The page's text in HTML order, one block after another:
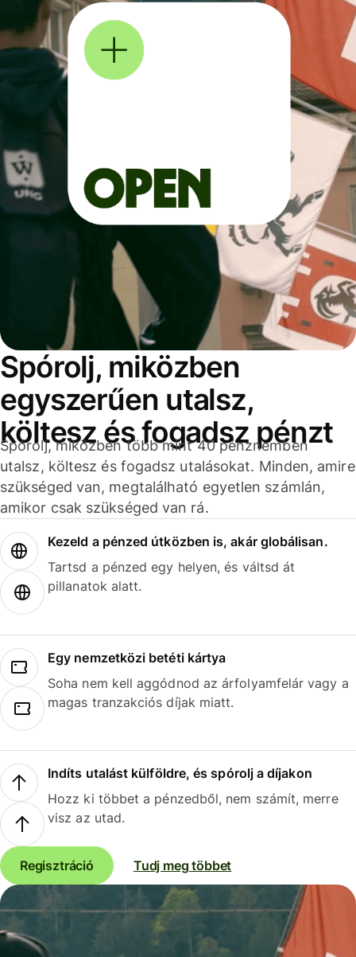
Spórolj, miközben
egyszerűen utalsz,
költesz és fogadsz pénzt
Spórolj, miközben több mint 40 pénznemben
utalsz, költesz és fogadsz utalásokat. Minden, amire
szükséged van, megtalálható egyetlen számlán,
amikor csak szükséged van rá.
Kezeld a pénzed útközben is, akár globálisan.
Tartsd a pénzed egy helyen, és váltsd át
pillanatok alatt.
Egy nemzetközi betéti kártya
Soha nem kell aggódnod az árfolyamfelár vagy a
magas tranzakciós díjak miatt.
Indíts utalást külföldre, és spórolj a díjakon
Hozz ki többet a pénzedből, nem számít, merre
visz az utad.
Regisztráció Tudj meg többet